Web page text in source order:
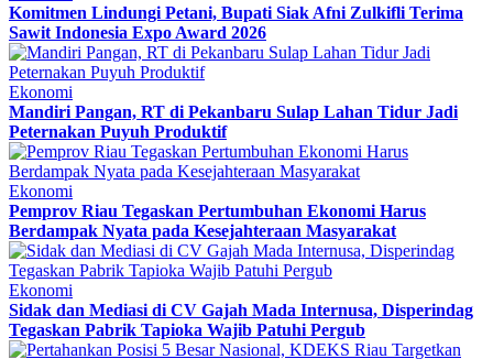
Komitmen Lindungi Petani, Bupati Siak Afni Zulkifli Terima
Sawit Indonesia Expo Award 2026
Ekonomi
Mandiri Pangan, RT di Pekanbaru Sulap Lahan Tidur Jadi
Peternakan Puyuh Produktif
Ekonomi
Pemprov Riau Tegaskan Pertumbuhan Ekonomi Harus
Berdampak Nyata pada Kesejahteraan Masyarakat
Ekonomi
Sidak dan Mediasi di CV Gajah Mada Internusa, Disperindag
Tegaskan Pabrik Tapioka Wajib Patuhi Pergub